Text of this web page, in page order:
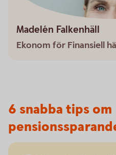
Madelén Falkenhäll
Ekonom för Finansiell
6 snabba tips om